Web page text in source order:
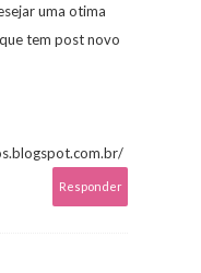
uma otima
tem post novo
Responder